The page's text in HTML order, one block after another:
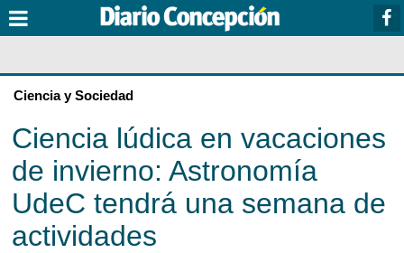
Ciencia y Sociedad
Ciencia lúdica en vacaciones
de invierno: Astronomía
UdeC tendrá una semana de
actividades